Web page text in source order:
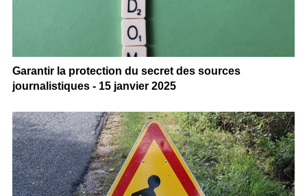
Garantir la protection du secret des sources
journalistiques - 15 janvier 2025